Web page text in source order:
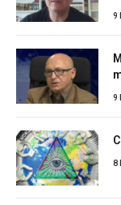
9
9
8